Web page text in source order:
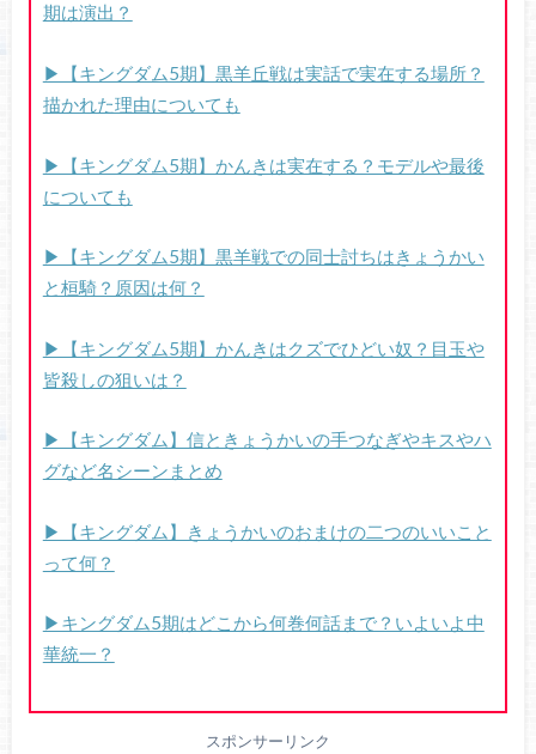
期は演出？
▶【キングダム5期】黒羊丘戦は実話で実在する場所？
描かれた理由についても
▶【キングダム5期】かんきは実在する？モデルや最後
についても
▶【キングダム5期】黒羊戦での同士討ちはきょうかい
と桓騎？原因は何？
▶【キングダム5期】かんきはクズでひどい奴？目玉や
皆殺しの狙いは？
▶【キングダム】信ときょうかいの手つなぎやキスやハ
グなど名シーンまとめ
▶【キングダム】きょうかいのおまけの二つのいいこと
って何？
▶キングダム5期はどこから何巻何話まで？いよいよ中
華統一？
スポンサーリンク